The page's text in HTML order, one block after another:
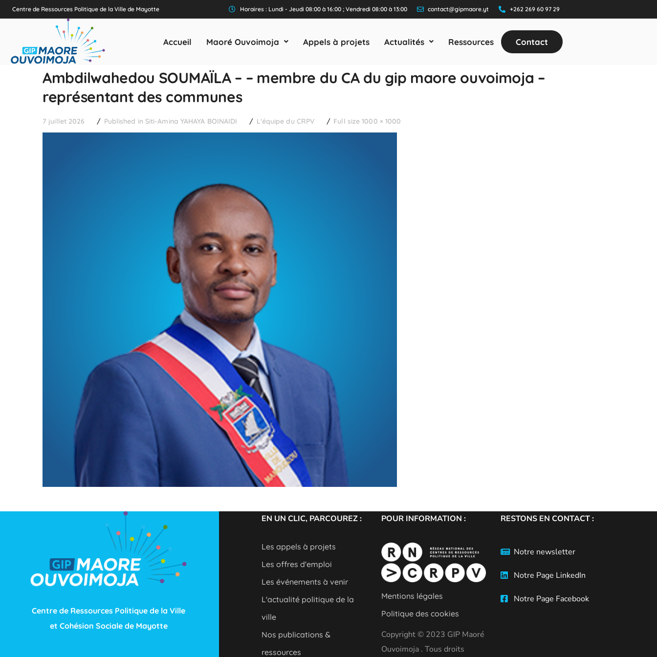
Centre de Ressources Politique de la Ville de Mayotte Horaires : Lundi - Jeudi 08:00 à 16:00 ; Vendredi 08:00 à 13:00 contact@gipmaore.yt +262 269 60 97 29
Accueil Maoré Ouvoimoja Appels à projets Actualités Ressources Contact
Ambdilwahedou SOUMAÏLA – – membre du CA du gip maore ouvoimoja –
représentant des communes
7 juillet 2026 Published in Siti-Amina YAHAYA BOINAIDI L'équipe du CRPV Full size 1000 × 1000
Centre de Ressources Politique de la Ville
et Cohésion Sociale de Mayotte
EN UN CLIC, PARCOUREZ :
Les appels à projets
Les offres d'emploi
Les événements à venir
L'actualité politique de la
ville
Nos publications &
ressources
POUR INFORMATION :
Mentions légales
Politique des cookies
Copyright © 2023 GIP Maoré
Ouvoimoja . Tous droits
RESTONS EN CONTACT :
Notre newsletter
Notre Page LinkedIn
Notre Page Facebook